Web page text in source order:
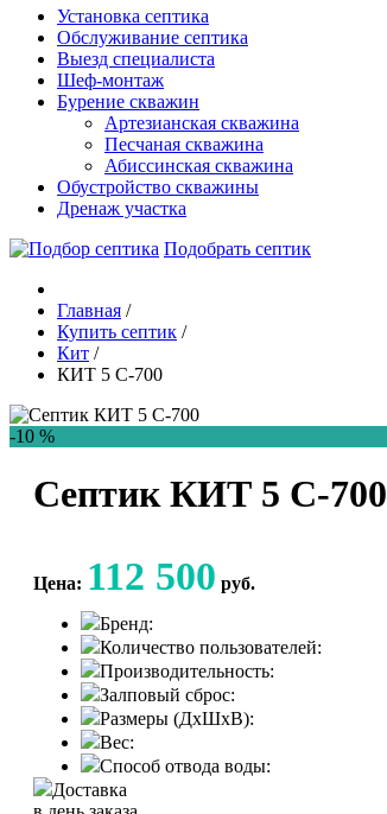
Установка септика
Обслуживание септика
Выезд специалиста
Шеф-монтаж
Бурение скважин
Артезианская скважина
Песчаная скважина
Абиссинская скважина
Обустройство скважины
Дренаж участка
Подобрать септик
Главная /
Купить септик /
Кит /
КИТ 5 С-700
-10 %
Септик КИТ 5 С-700
Цена: 112 500 руб.
Бренд:
Количество пользователей:
Производительность:
Залповый сброс:
Размеры (ДхШхВ):
Вес:
Способ отвода воды:
Доставка